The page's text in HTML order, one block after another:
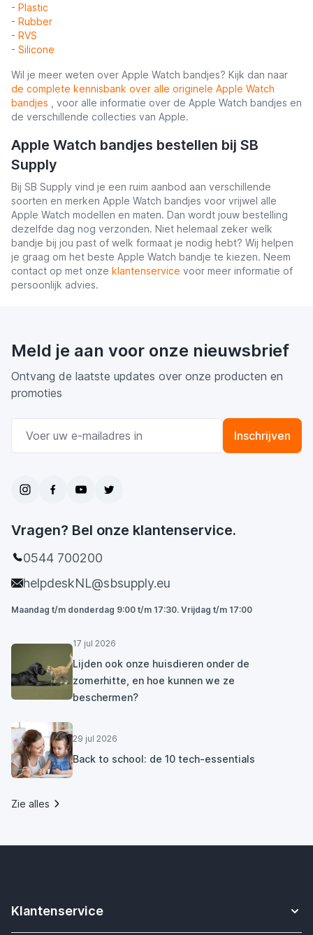
- Plastic
- Rubber
- RVS
- Silicone
Wil je meer weten over Apple Watch bandjes? Kijk dan naar
de complete kennisbank over alle originele Apple Watch
bandjes
, voor alle informatie over de Apple Watch bandjes en
de verschillende collecties van Apple.
Apple Watch bandjes bestellen bij SB
Supply
Bij SB Supply vind je een ruim aanbod aan verschillende
soorten en merken Apple Watch bandjes voor vrijwel alle
Apple Watch modellen en maten. Dan wordt jouw bestelling
dezelfde dag nog verzonden. Niet helemaal zeker welk
bandje bij jou past of welk formaat je nodig hebt? Wij helpen
je graag om het beste Apple Watch bandje te kiezen. Neem
contact op met onze klantenservice voor meer informatie of
persoonlijk advies.
Meld je aan voor onze nieuwsbrief
Ontvang de laatste updates over onze producten en
promoties
Inschrijven
Vragen? Bel onze klantenservice.
0544 700200
helpdeskNL@sbsupply.eu
Maandag t/m donderdag 9:00 t/m 17:30. Vrijdag t/m 17:00
17 jul 2026
Lijden ook onze huisdieren onder de
zomerhitte, en hoe kunnen we ze
beschermen?
29 jul 2026
Back to school: de 10 tech-essentials
Zie alles
Klantenservice